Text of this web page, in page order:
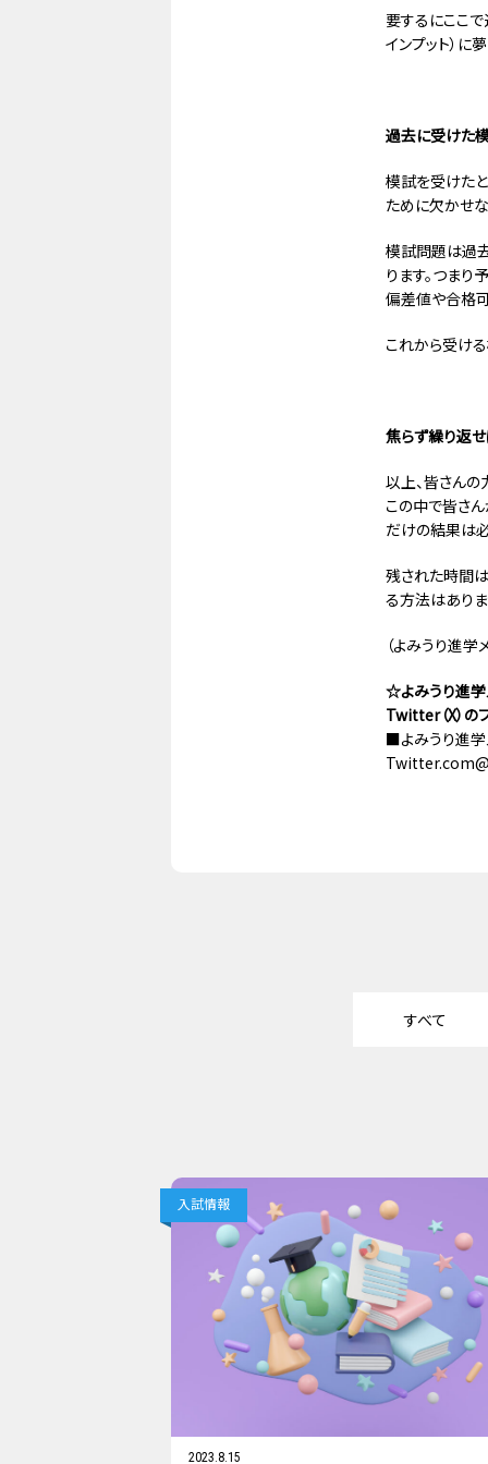
要するにここで
インプット）に
過去に受けた
模試を受けた
ために欠かせ
模試問題は過
ります。つまり
偏差値や合格
これから受け
焦らず繰り返
以上、皆さん
この中で皆さ
だけの結果は
残された時間
る方法はありま
（よみうり進学
☆よみうり進学
Twitter（X）の
■よみうり進
すべて
入試情報
2023.8.15